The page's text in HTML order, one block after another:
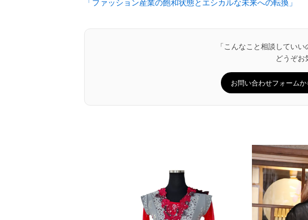
「ファッション産業の飽和状態とエシカルな未来への転換」
「こんなこと相談してい
どうぞお
お問い合わせフォーム